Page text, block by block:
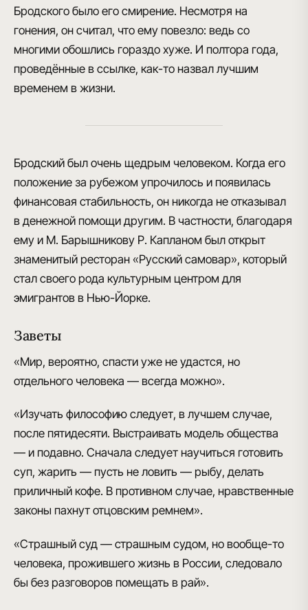
Бродского было его смирение. Несмотря на
гонения, он считал, что ему повезло: ведь со
многими обошлись гораздо хуже. И полтора года,
проведённые в ссылке, как-то назвал лучшим
временем в жизни.
Бродский был очень щедрым человеком. Когда его
положение за рубежом упрочилось и появилась
финансовая стабильность, он никогда не отказывал
в денежной помощи другим. В частности, благодаря
ему и М. Барышникову Р. Капланом был открыт
знаменитый ресторан «Русский самовар», который
стал своего рода культурным центром для
эмигрантов в Нью-Йорке.
Заветы
«Мир, вероятно, спасти уже не удастся, но
отдельного человека — всегда можно».
«Изучать философию следует, в лучшем случае,
после пятидесяти. Выстраивать модель общества
— и подавно. Сначала следует научиться готовить
суп, жарить — пусть не ловить — рыбу, делать
приличный кофе. В противном случае, нравственные
законы пахнут отцовским ремнем».
«Страшный суд — страшным судом, но вообще-то
человека, прожившего жизнь в России, следовало
бы без разговоров помещать в рай».